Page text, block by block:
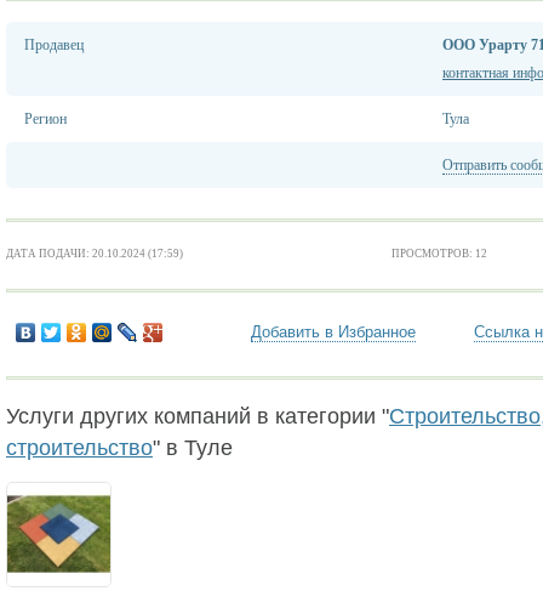
Продавец
ООО Урарту
контактная
Регион Тула
Отправить
ДАТА ПОДАЧИ: 20.10.2024 (17:59) ПРОСМОТРОВ: 12
Добавить в Избранное Ссылка
Услуги других компаний в категории "
строительство" в Туле